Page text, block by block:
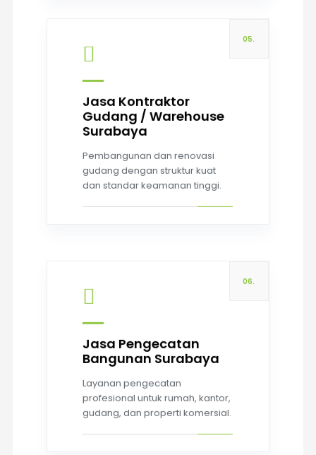
Jasa Kontraktor
Gudang / Warehouse
Surabaya
Pembangunan dan renovasi
gudang dengan struktur kuat
dan standar keamanan tinggi.
05.
Read more
Jasa Pengecatan
Bangunan Surabaya
Layanan pengecatan
profesional untuk rumah, kantor,
gudang, dan properti komersial.
06.
Read more